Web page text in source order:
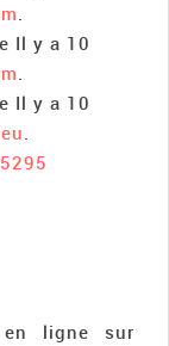
.
Il y a 10
.
Il y a 10
.
en ligne sur